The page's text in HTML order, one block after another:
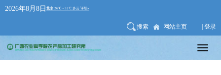
2026年8月8日
搜索 网站主页 | 登录